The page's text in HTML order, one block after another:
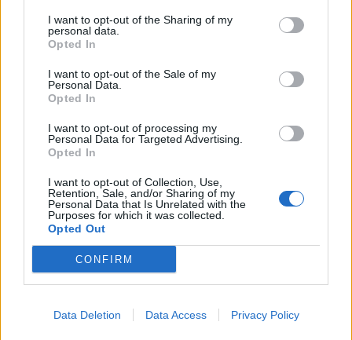
I want to opt-out of the Sharing of my
personal data.
Opted In
I want to opt-out of the Sale of my
Personal Data.
Opted In
I want to opt-out of processing my
Personal Data for Targeted Advertising.
Opted In
I want to opt-out of Collection, Use,
Retention, Sale, and/or Sharing of my
Personal Data that Is Unrelated with the
Purposes for which it was collected.
Opted Out
CONFIRM
Data Deletion Data Access Privacy Policy
03.02.24
Ore 15.15Italia v Inghilterra
II giornata
10.02.24
Ore 15.15 Scozia v Francia
Ore 17.45 Inghilterra v Galles
11.02.24
Ore 16.00 Irlanda v Italia
III giornata
Ore 15.15 Irlanda v Galles